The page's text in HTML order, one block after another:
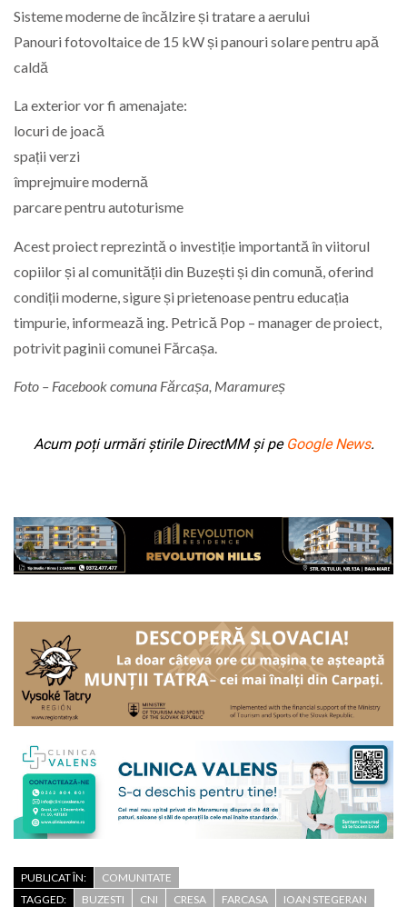
Sisteme moderne de încălzire și tratare a aerului
Panouri fotovoltaice de 15 kW și panouri solare pentru apă
caldă
La exterior vor fi amenajate:
locuri de joacă
spații verzi
împrejmuire modernă
parcare pentru autoturisme
Acest proiect reprezintă o investiție importantă în viitorul
copiilor și al comunității din Buzești și din comună, oferind
condiții moderne, sigure și prietenoase pentru educația
timpurie, informează ing. Petrică Pop – manager de proiect,
potrivit paginii comunei Fărcașa.
Foto – Facebook comuna Fărcașa, Maramureș
Acum poți urmări știrile DirectMM și pe Google News.
PUBLICAT ÎN:
COMUNITATE
TAGGED:
BUZESTI CNI CRESA FARCASA
IOAN STEGERAN